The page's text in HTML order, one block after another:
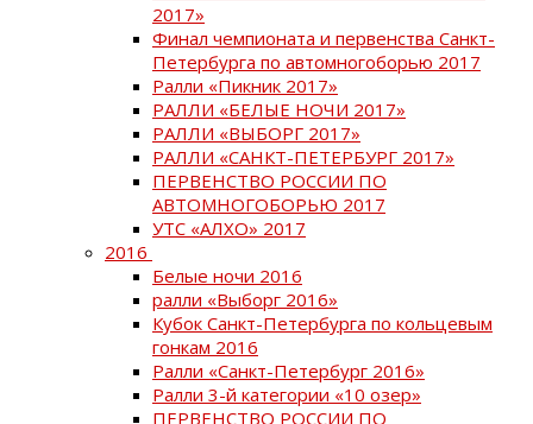
2017»
Финал чемпионата и первенства Санкт-
Петербурга по автомногоборью 2017
Ралли «Пикник 2017»
РАЛЛИ «БЕЛЫЕ НОЧИ 2017»
РАЛЛИ «ВЫБОРГ 2017»
РАЛЛИ «САНКТ-ПЕТЕРБУРГ 2017»
ПЕРВЕНСТВО РОССИИ ПО
АВТОМНОГОБОРЬЮ 2017
УТС «АЛХО» 2017
2016
Белые ночи 2016
ралли «Выборг 2016»
Кубок Санкт-Петербурга по кольцевым
гонкам 2016
Ралли «Санкт-Петербург 2016»
Ралли 3-й категории «10 озер»
ПЕРВЕНСТВО РОССИИ ПО